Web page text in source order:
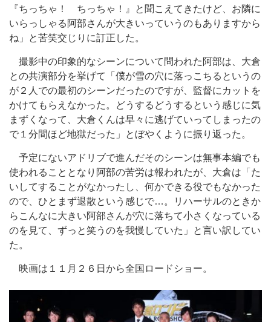
『ちっちゃ！ ちっちゃ！』と聞こえてきたけど、お隣に
いらっしゃる阿部さんが大きいっていうのもありますから
ね」と苦笑交じりに訂正した。
撮影中の印象的なシーンについて問われた阿部は、大倉
との共演部分を挙げて「僕が雪の穴に落っこちるというの
が２人での最初のシーンだったのですが、監督にカットを
かけてもらえなかった。どうするどうするという感じに気
まずくなって、大倉くんは早々に逃げていってしまったの
で１分間ほど地獄だった」とぼやくように振り返った。
予定にないアドリブで進んだそのシーンは無事本編でも
使われることとなり阿部の苦労は報われたが、大倉は「た
いしてすることがなかったし、何かできる役でもなかった
ので、ひとまず退散という感じで…。リハーサルのときか
らこんなに大きい阿部さんが穴に落ちて小さくなっている
のを見て、ずっと笑うのを我慢していた」と言い訳してい
た。
映画は１１月２６日から全国ロードショー。